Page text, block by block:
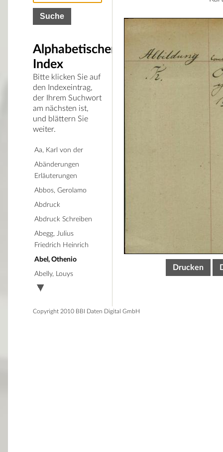
Drucken
Alphabetischer
Index
Bitte klicken Sie auf
den Indexeintrag,
der Ihrem Suchwort
am nächsten ist,
und blättern Sie
weiter.
Aa, Karl von der
Abänderungen
Erläuterungen
Abbos, Gerolamo
Abdruck
Abdruck Schreiben
Abegg, Julius
Friedrich Heinrich
Abel, Othenio
Abelly, Louys
Copyright 2010 BBI Daten Digital GmbH